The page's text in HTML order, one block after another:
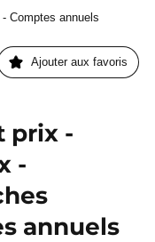
Comptes annuels
Ajouter aux favoris
prix -
-
annuels